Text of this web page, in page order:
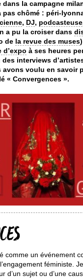
la campagne
pas chômé : péri-
, DJ, podcasteuse
a pu la croiser dans
de la revue des muses
d’expo à ses heures
interviews
avons voulu en savoir
« Convergences ».
comme un événement
féministe.
d’un sujet ou d’une